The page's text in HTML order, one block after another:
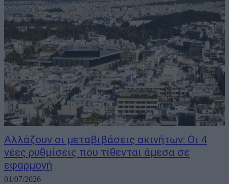
Αλλάζουν οι μεταβιβάσεις ακινήτων: Οι 4
νέες ρυθμίσεις που τίθενται άμεσα σε
εφαρμογή
01/07/2026